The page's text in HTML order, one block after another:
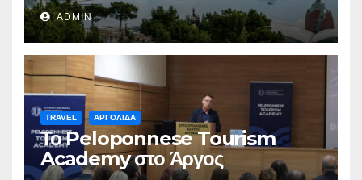
ADMIN
TRAVEL ΑΡΓΟΛΙΔΑ
Το Peloponnese Tourism
Academy στο Άργος